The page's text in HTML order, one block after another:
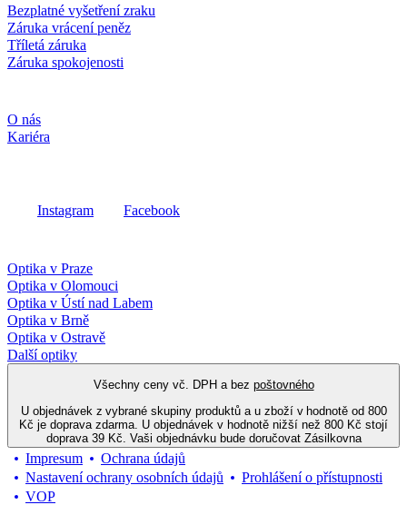
Bezplatné vyšetření zraku
Záruka vrácení peněz
Tříletá záruka
Záruka spokojenosti
O nás
Kariéra
Instagram Facebook
Optika v Praze
Optika v Olomouci
Optika v Ústí nad Labem
Optika v Brně
Optika v Ostravě
Další optiky
Všechny ceny vč. DPH a bez poštovného
U objednávek z vybrané skupiny produktů a u zboží v hodnotě od 800
Kč je doprava zdarma. U objednávek v hodnotě nižší než 800 Kč stojí
doprava 39 Kč. Vaši objednávku bude doručovat Zásilkovna
Impresum
Ochrana údajů
Nastavení ochrany osobních údajů
Prohlášení o přístupnosti
VOP